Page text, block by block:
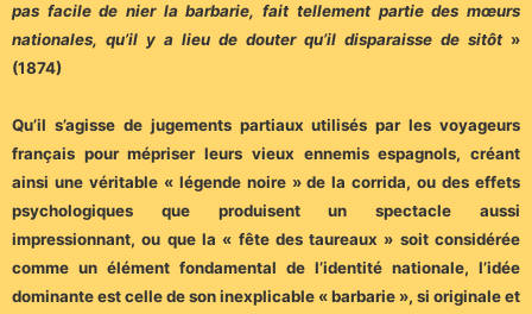
pas facile de nier la barbarie, fait tellement partie des mœurs
nationales, qu’il y a lieu de douter qu’il disparaisse de sitôt»
(1874)
Qu’il s’agisse de jugements partiaux utilisés par les voyageurs
français pour mépriser leurs vieux ennemis espagnols, créant
ainsi une véritable « légende noire » de la corrida, ou des effets
psychologiques que produisent un spectacle aussi
impressionnant, ou que la « fête des taureaux » soit considérée
comme un élément fondamental de l’identité nationale, l’idée
dominante est celle de son inexplicable « barbarie », si originale et